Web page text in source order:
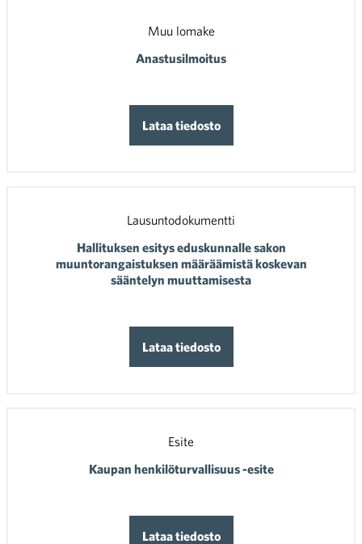
Muu lomake
Anastusilmoitus
Lataa tiedosto
Lausuntodokumentti
Hallituksen esitys eduskunnalle sakon
muuntorangaistuksen määräämistä koskevan
sääntelyn muuttamisesta
Lataa tiedosto
Esite
Kaupan henkilöturvallisuus -esite
Lataa tiedosto